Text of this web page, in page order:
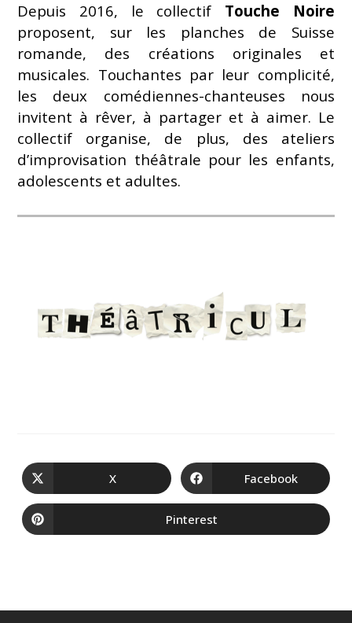
Depuis 2016, le collectif Touche Noire
proposent, sur les planches de Suisse
romande, des créations originales et
musicales. Touchantes par leur complicité,
les deux comédiennes-chanteuses nous
invitent à rêver, à partager et à aimer. Le
collectif organise, de plus, des ateliers
d’improvisation théâtrale pour les enfants,
adolescents et adultes.
X Facebook
Pinterest